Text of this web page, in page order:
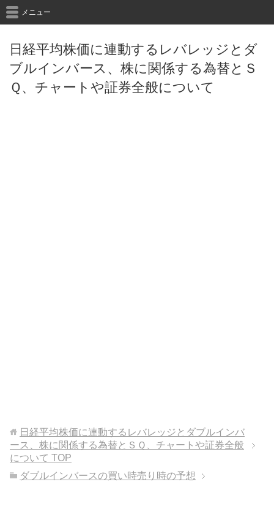
日経平均株価に連動するレバレッジとダ
ブルインバース、株に関係する為替とＳ
Ｑ、チャートや証券全般について
メニュー
日経平均株価に連動するレバレッジとダブルインバ
ース、株に関係する為替とＳＱ、チャートや証券全般
について TOP
ダブルインバースの買い時売り時の予想